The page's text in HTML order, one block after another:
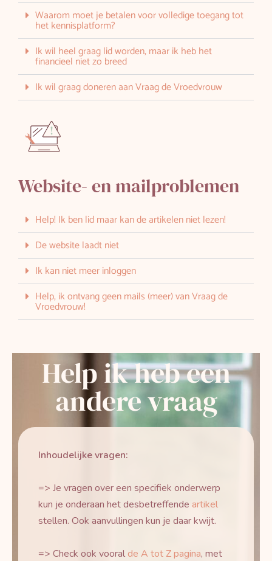
Waarom moet je betalen voor volledige toegang tot
het kennisplatform?
Ik wil heel graag lid worden, maar ik heb het
financieel niet zo breed
Ik wil graag doneren aan Vraag de Vroedvrouw
Website- en mailproblemen
Help! Ik ben lid maar kan de artikelen niet lezen!
De website laadt niet
Ik kan niet meer inloggen
Help, ik ontvang geen mails (meer) van Vraag de
Vroedvrouw!
Help ik heb een
andere vraag
Inhoudelijke vragen:
=> Je vragen over een specifiek onderwerp
kun je onderaan het desbetreffende artikel
stellen. Ook aanvullingen kun je daar kwijt.
=> Check ook vooral de A tot Z pagina, met